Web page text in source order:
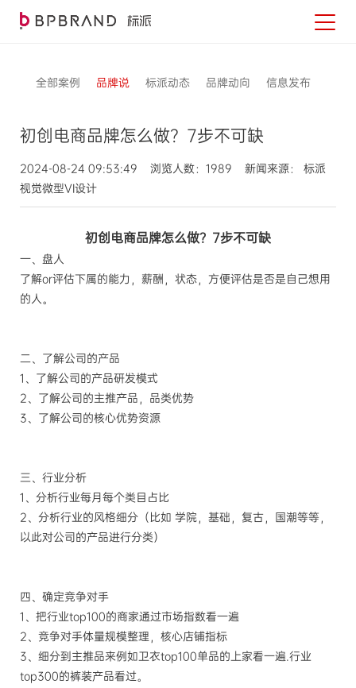
全部案例 品牌说 标派动态 品牌动向 信息发布
初创电商品牌怎么做？7步不可缺
2024-08-24 09:53:49 浏览人数：1989 新闻来源： 标派
视觉微型VI设计
初创电商品牌怎么做？7步不可缺
一、盘人
了解or评估下属的能力，薪酬，状态，方便评估是否是自己想用
的人。
二、了解公司的产品
1、了解公司的产品研发模式
2、了解公司的主推产品，品类优势
3、了解公司的核心优势资源
三、行业分析
1、分析行业每月每个类目占比
2、分析行业的风格细分（比如 学院，基础，复古，国潮等等，
以此对公司的产品进行分类）
四、确定竞争对手
1、把行业top100的商家通过市场指数看一遍
2、竞争对手体量规模整理，核心店铺指标
3、细分到主推品来例如卫衣top100单品的上家看一遍.行业
top300的裤装产品看过。